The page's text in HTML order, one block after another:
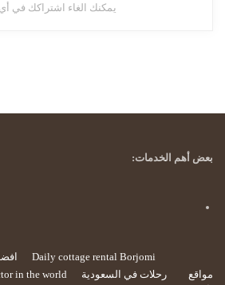
يمكنك الغاء اشتراكك في
بعض أهم الخدمات:
Daily cottage rental Borjomi
مواقع
رحلات في السعودية in the world